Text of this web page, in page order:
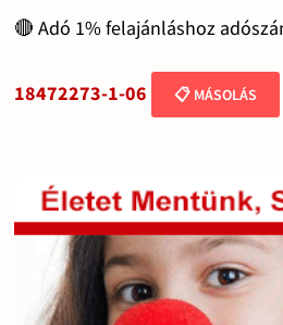
🔴 Adó 1% felajánláshoz
18472273-1-06 📋 MÁSOLÁS